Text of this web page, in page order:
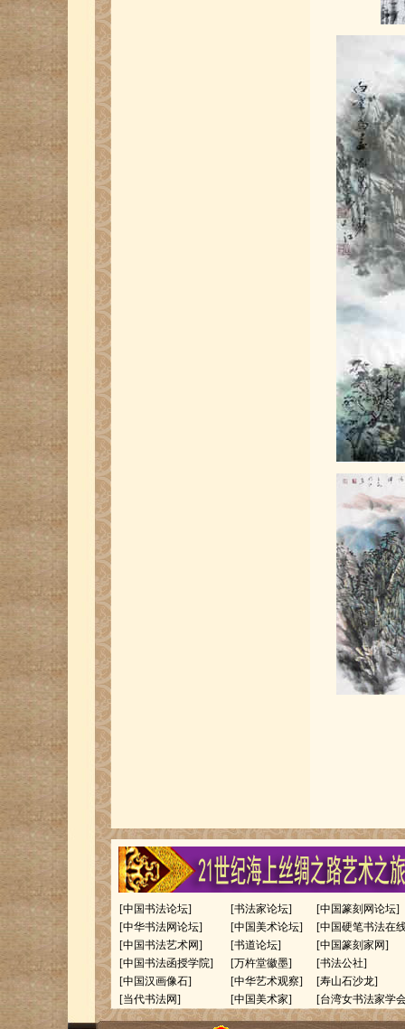
[中国书法论坛] [书法家论坛]
[中国篆刻网论坛]
[中华书法网论坛]
[中国美术论坛]
[中国硬笔书法在
[中国书法艺术网]
[书道论坛]
[中国篆刻家网]
[中国书法函授学院]
[万杵堂徽墨]
[书法公社]
[中国汉画像石]
[中华艺术观察]
[寿山石沙龙]
[当代书法网]
[中国美术家] [台湾女书法家学